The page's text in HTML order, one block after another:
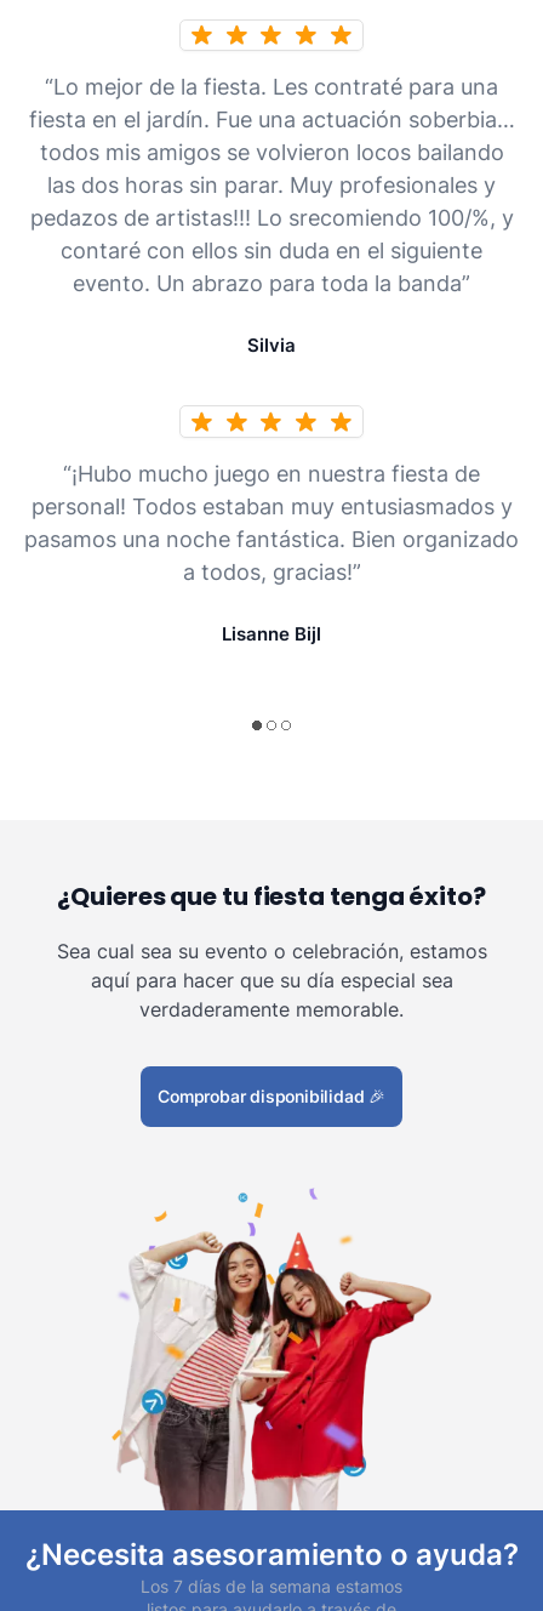
“Lo mejor de la fiesta. Les contraté para una
fiesta en el jardín. Fue una actuación soberbia…
todos mis amigos se volvieron locos bailando
las dos horas sin parar. Muy profesionales y
pedazos de artistas!!! Lo srecomiendo 100/%, y
contaré con ellos sin duda en el siguiente
evento. Un abrazo para toda la banda”
Silvia
“¡Hubo mucho juego en nuestra fiesta de
personal! Todos estaban muy entusiasmados y
pasamos una noche fantástica. Bien organizado
a todos, gracias!”
Lisanne Bijl
¿Quieres que tu fiesta tenga éxito?
Sea cual sea su evento o celebración, estamos
aquí para hacer que su día especial sea
verdaderamente memorable.
Comprobar disponibilidad 🎉
¿Necesita asesoramiento o ayuda?
Los 7 días de la semana estamos